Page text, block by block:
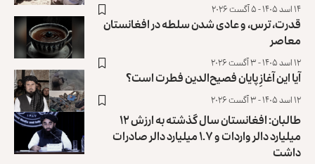
۱۴ اسد ۱۴۰۵ - ۵ آگست ۲۰۲۶
قدرت، ترس، و عادی ‌شدن سلطه در افغانستان
معاصر
۱۲ اسد ۱۴۰۵ - ۳ آگست ۲۰۲۶
آیا این آغازِ پایان فصیح‌الدین فطرت است؟
۱۲ اسد ۱۴۰۵ - ۳ آگست ۲۰۲۶
طالبان: افغانستان سال گذشته به ارزش ۱۲
میلیارد دالر واردات و ۱.۷ میلیارد دالر صادرات
داشت